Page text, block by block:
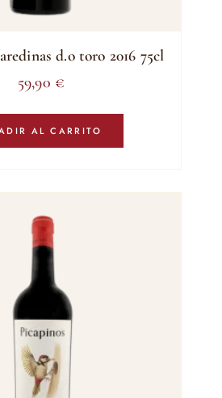
d.o toro 2016 75cl
59,90 €
AL CARRITO